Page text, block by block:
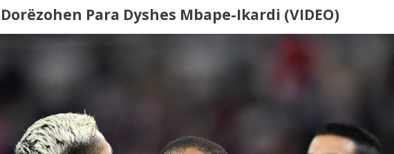
Para Dyshes Mbape-Ikardi (VIDEO)